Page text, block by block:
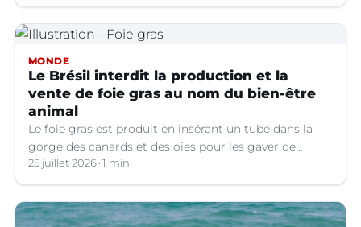
MONDE
Le Brésil interdit la production et la
vente de foie gras au nom du bien-être
animal
Le foie gras est produit en insérant un tube dans la
gorge des canards et des oies pour les gaver de
grandes quantités de nourriture, ce qui provoque une
hypertrophie rapide du foie, organe dont on tire le
produit.
25 juillet 2026 1 min